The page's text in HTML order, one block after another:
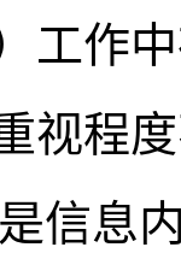
工作
视程
信息